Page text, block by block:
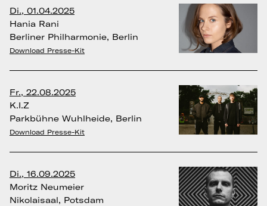
Di., 01.04.2025
Hania Rani
Berliner Philharmonie, Berlin
Download Presse-Kit
Fr., 22.08.2025
K.I.Z
Parkbühne Wuhlheide, Berlin
Download Presse-Kit
Di., 16.09.2025
Moritz Neumeier
Nikolaisaal, Potsdam